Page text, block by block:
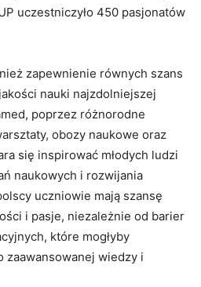
uczestniczyło 450 pasjonatów
zapewnienie równych szans
nauki najzdolniejszej
poprzez różnorodne
obozy naukowe oraz
się inspirować młodych ludzi
naukowych i rozwijania
uczniowie mają szansę
i pasje, niezależnie od barier
które mogłyby
zaawansowanej wiedzy i